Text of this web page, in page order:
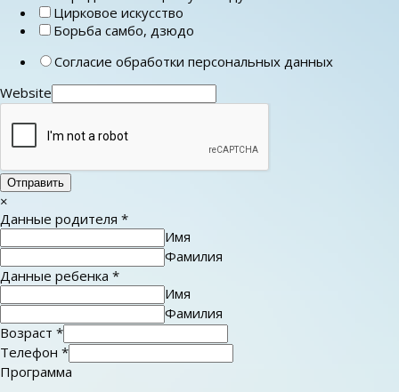
Цирковое искусство
Борьба самбо, дзюдо
Согласие обработки персональных данных
Website
Отправить
×
Данные родителя *
Имя
Фамилия
Данные ребенка *
Имя
Фамилия
Возраст *
Телефон *
Программа